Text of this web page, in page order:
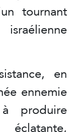
tournant
en
ennemie
produire